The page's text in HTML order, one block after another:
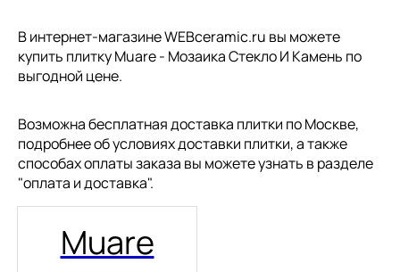
В интернет-магазине WEBceramic.ru вы можете
купить плитку Muare - Мозаика Стекло И Камень по
выгодной цене.
Возможна бесплатная доставка плитки по Москве,
подробнее об условиях доставки плитки, а также
способах оплаты заказа вы можете узнать в разделе
"оплата и доставка".
Muare